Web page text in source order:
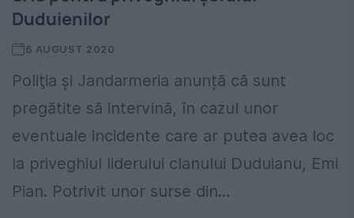
Duduienilor
6 AUGUST 2020
Poliţia şi Jandarmeria anunță că sunt
pregătite să intervină, în cazul unor
eventuale incidente care ar putea avea loc
la priveghiul liderului clanului Duduianu, Emi
Pian. Potrivit unor surse din...